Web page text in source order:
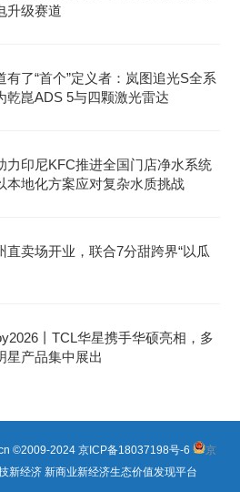
升级赛道
有了“首个”定义者：岚图追光S全系
乾崑ADS 5与四颗激光雷达
力印尼KFC推进全国门店净水系统
本地化方案应对复杂水质挑战
直卖场开业，联合7分甜跨界“以瓜
丨TCL华星携手华硕亮相，多
星产品集中展出
©2009-2024 京ICP备18037198号-6
京
新经济 新商业新经济生态价值发现平台